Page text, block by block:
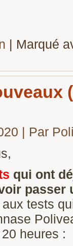
| Marqué
| Par
qui ont
passer
tests
heures :